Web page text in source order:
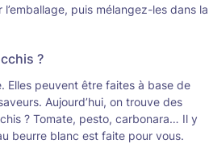
puis mélangez-les dans la
?
Elles peuvent être faites à base de
Aujourd’hui, on trouve des
? Tomate, pesto, carbonara… Il y
beurre blanc est faite pour vous.